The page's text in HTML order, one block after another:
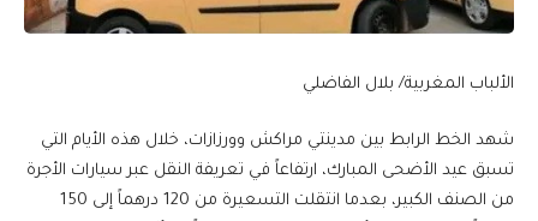
الألباب المغربية/ بلال الفاضلي
شهد الخط الرابط بين مدينتي مراكش وورزازات، خلال هذه الأيام التي
تسبق عيد الأضحى المبارك، ارتفاعاً في تعريفة النقل عبر سيارات الأجرة
من الصنف الكبير، بعدما انتقلت التسعيرة من 120 درهماً إلى 150